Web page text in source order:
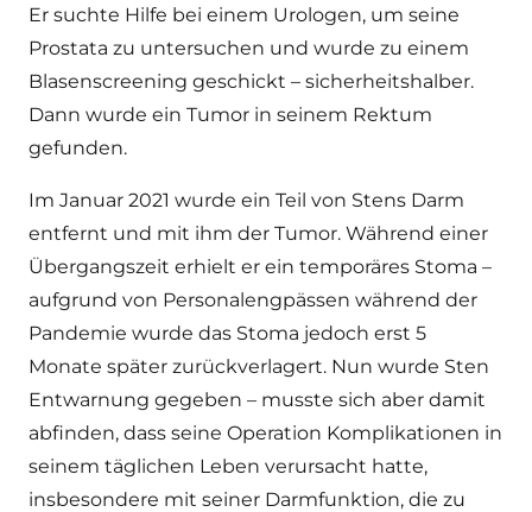
Er suchte Hilfe bei einem Urologen, um seine
Prostata zu untersuchen und wurde zu einem
Blasenscreening geschickt – sicherheitshalber.
Dann wurde ein Tumor in seinem Rektum
gefunden.
Im Januar 2021 wurde ein Teil von Stens Darm
entfernt und mit ihm der Tumor. Während einer
Übergangszeit erhielt er ein temporäres Stoma –
aufgrund von Personalengpässen während der
Pandemie wurde das Stoma jedoch erst 5
Monate später zurückverlagert. Nun wurde Sten
Entwarnung gegeben – musste sich aber damit
abfinden, dass seine Operation Komplikationen in
seinem täglichen Leben verursacht hatte,
insbesondere mit seiner Darmfunktion, die zu